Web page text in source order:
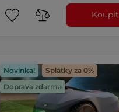
Koupit
Novinka!
Splátky za 0%
Doprava zdarma